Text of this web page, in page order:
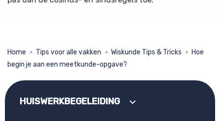
Home > Tips voor alle vakken > Wiskunde Tips & Tricks >
Hoe
begin je aan een meetkunde-opgave?
HUISWERKBEGELEIDING